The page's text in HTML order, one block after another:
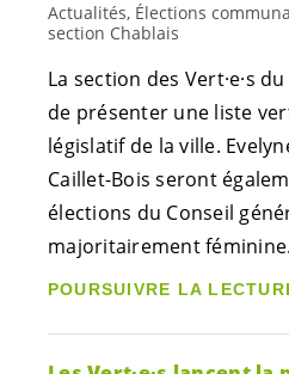
Actualités, Élections
section Chablais
La section des Vert·e·s
de présenter une liste
législatif de la ville.
Caillet-Bois seront
élections du Conseil
majoritairement féminine.
POURSUIVRE LA